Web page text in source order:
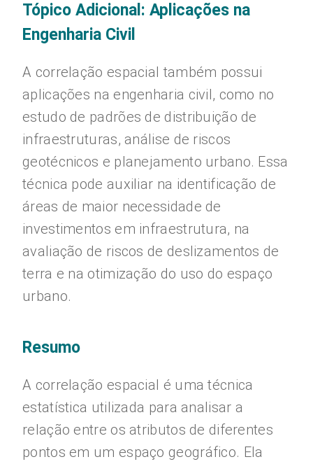
Tópico Adicional: Aplicações na
Engenharia Civil
A correlação espacial também possui
aplicações na engenharia civil, como no
estudo de padrões de distribuição de
infraestruturas, análise de riscos
geotécnicos e planejamento urbano. Essa
técnica pode auxiliar na identificação de
áreas de maior necessidade de
investimentos em infraestrutura, na
avaliação de riscos de deslizamentos de
terra e na otimização do uso do espaço
urbano.
Resumo
A correlação espacial é uma técnica
estatística utilizada para analisar a
relação entre os atributos de diferentes
pontos em um espaço geográfico. Ela